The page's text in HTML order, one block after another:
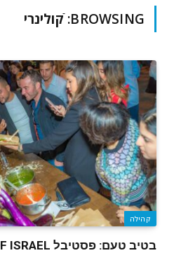
BROWSING: ֿקולינרי
קהילה